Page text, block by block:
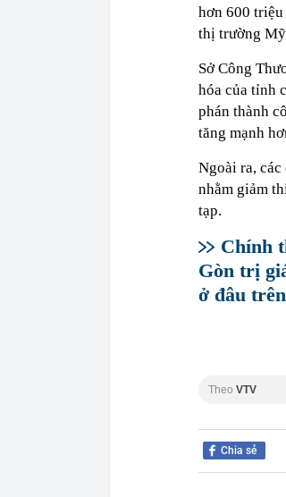
hơn 600
thị trường
Sở Công
hóa của tỉnh
phán thành
tăng mạnh
Ngoài ra,
nhằm giảm
tạp.
Chính
Gòn trị
ở đâu
Theo VTV
Chia sẻ